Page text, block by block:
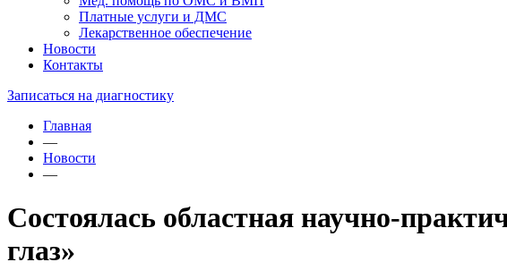
Платные услуги и ДМС
Лекарственное обеспечение
Новости
Контакты
Записаться на диагностику
Главная
—
Новости
—
Состоялась областная научно-
глаз»